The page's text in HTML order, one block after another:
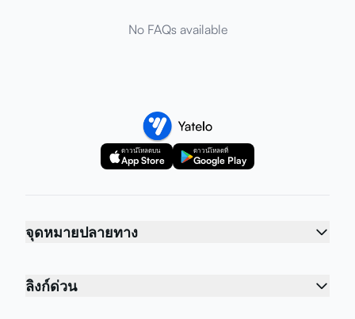
No FAQs available
ดาวน์โหลดบน
App Store
ดาวน์โหลดที่
Google Play
จุดหมายปลายทาง
ลิงก์ด่วน